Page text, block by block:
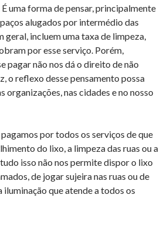
É uma forma de pensar, principalmente
alugados por intermédio das
incluem uma taxa de limpeza,
por esse serviço. Porém,
pagar não nos dá o direito de não
o reflexo desse pensamento possa
organizações, nas cidades e no nosso
por todos os serviços de que
do lixo, a limpeza das ruas ou a
isso não nos permite dispor o lixo
de jogar sujeira nas ruas ou de
iluminação que atende a todos os